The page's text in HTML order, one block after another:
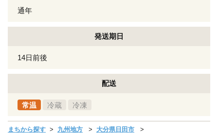
通年
発送期日
14日前後
配送
常温 冷蔵 冷凍
まちから探す 九州地方
大分県日田市